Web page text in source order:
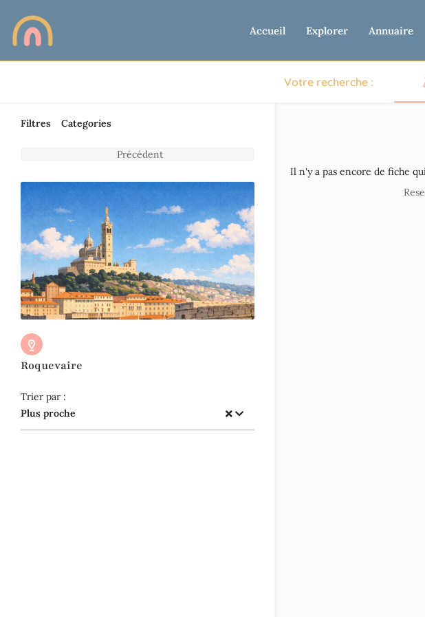
Accueil Explorer Annuaire
Votre recherche :
Filtres Categories
Précédent
Roquevaire
Plus proche
Trier par :
Il n'y a pas encore de fiche